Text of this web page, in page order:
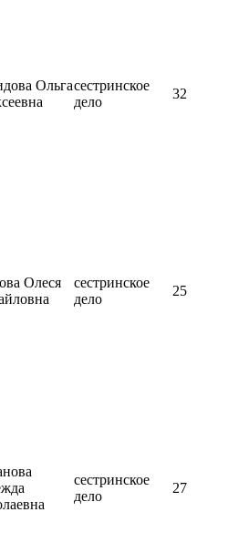
Ольгасестринское
дело
32
Олеся
сестринское
дело
25
сестринское
дело
27